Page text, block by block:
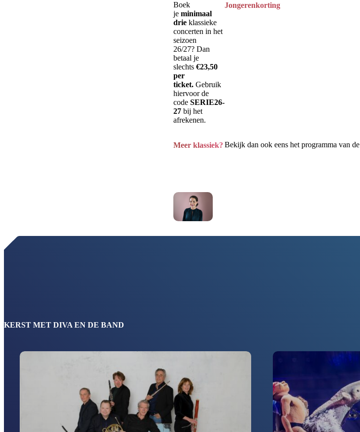
Boek
je minimaal
drie klassieke
concerten in het
seizoen
26/27? Dan
betaal je
slechts €23,50
per
ticket. Gebruik
hiervoor de
code SERIE26-
27 bij het
afrekenen.
Jongerenkorting
Meer klassiek? Bekijk dan ook eens het programma van de
KERST MET DIVA EN DE BAND